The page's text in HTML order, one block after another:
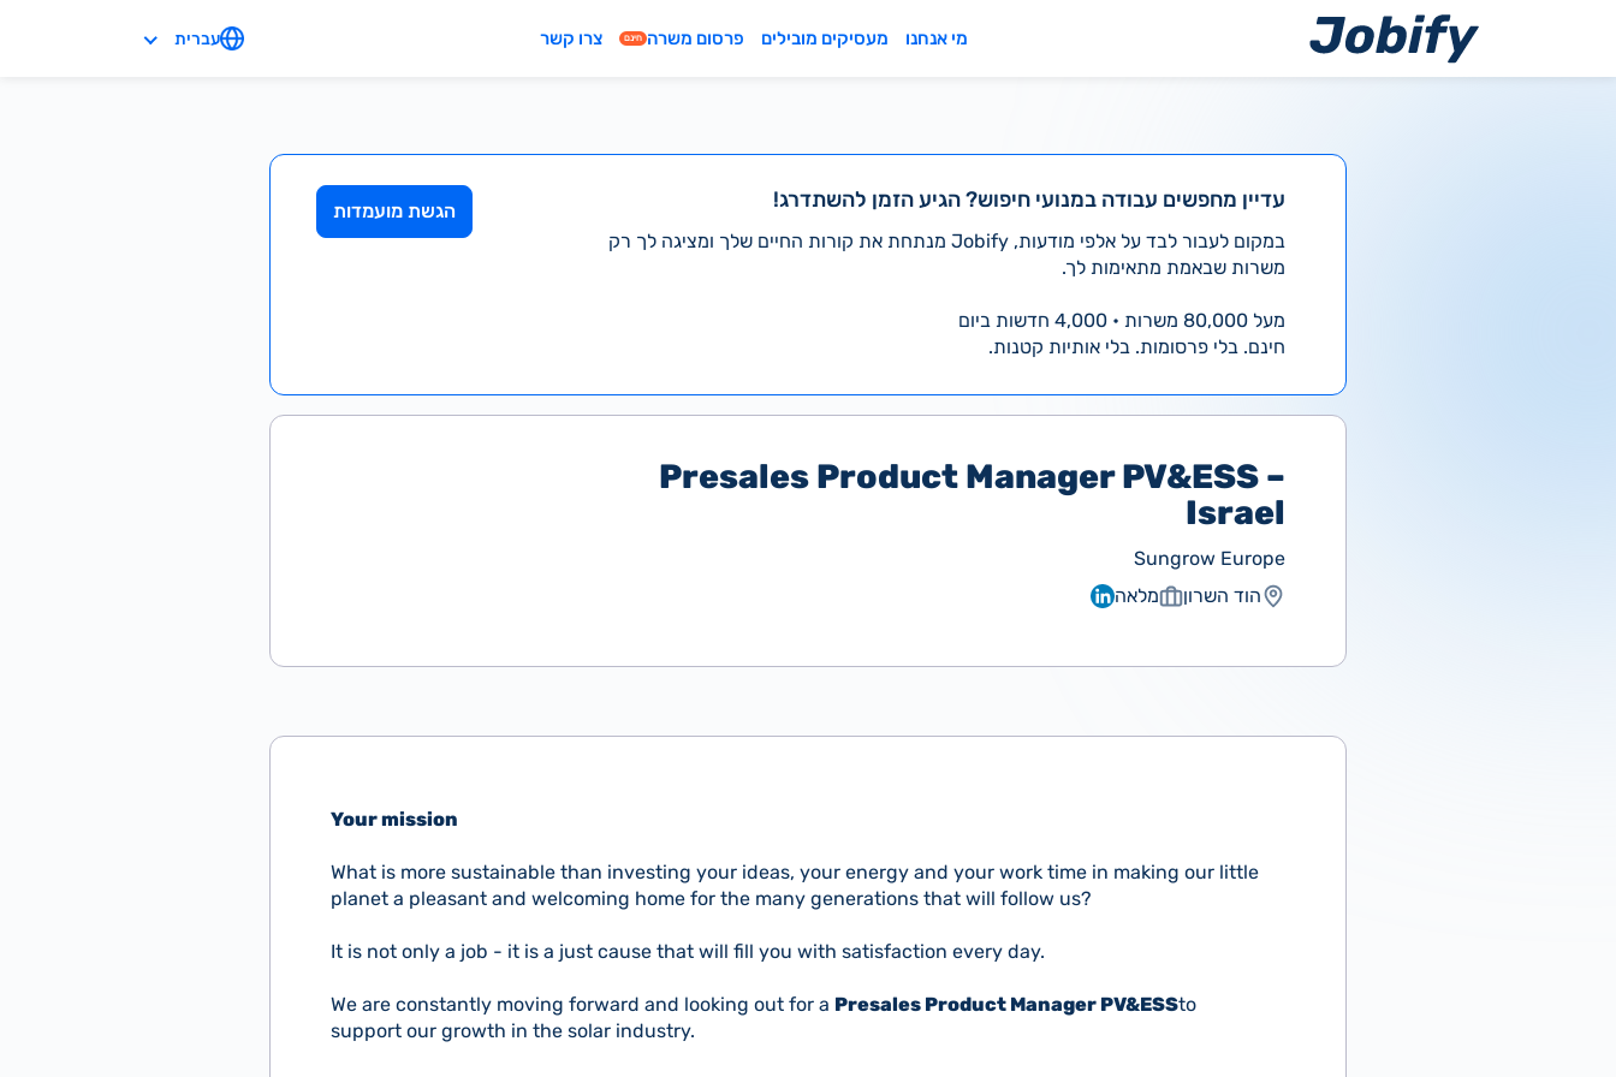
מי אנחנו מעסיקים מובילים פרסום משרה חינם צרו קשר עברית
עדיין מחפשים עבודה במנועי חיפוש? הגיע הזמן להשתדרג!
במקום לעבור לבד על אלפי מודעות, Jobify מנתחת את קורות החיים שלך ומציגה לך רק
משרות שבאמת מתאימות לך.
מעל 80,000 משרות • 4,000 חדשות ביום
חינם. בלי פרסומות. בלי אותיות קטנות.
הגשת מועמדות
Presales Product Manager PV&ESS –
Israel
Sungrow Europe
הוד השרון
מלאה
Your mission
What is more sustainable than investing your ideas, your energy and your work time in making our little
planet a pleasant and welcoming home for the many generations that will follow us?
It is not only a job - it is a just cause that will fill you with satisfaction every day.
We are constantly moving forward and looking out for a Presales Product Manager PV&ESSto
support our growth in the solar industry.